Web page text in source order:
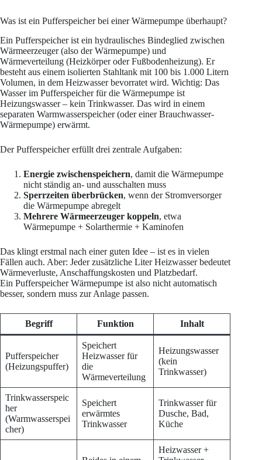
Was ist ein Pufferspeicher bei einer Wärmepumpe überhaupt?
Ein Pufferspeicher ist ein hydraulisches Bindeglied zwischen
Wärmeerzeuger (also der Wärmepumpe) und
Wärmeverteilung (Heizkörper oder Fußbodenheizung). Er
besteht aus einem isolierten Stahltank mit 100 bis 1.000 Litern
Volumen, in dem Heizwasser bevorratet wird. Wichtig: Das
Wasser im Pufferspeicher für die Wärmepumpe ist
Heizungswasser – kein Trinkwasser. Das wird in einem
separaten Warmwasserspeicher (oder einer Brauchwasser-
Wärmepumpe) erwärmt.
Der Pufferspeicher erfüllt drei zentrale Aufgaben:
Energie zwischenspeichern, damit die Wärmepumpe
nicht ständig an- und ausschalten muss
Sperrzeiten überbrücken, wenn der Stromversorger
die Wärmepumpe abregelt
Mehrere Wärmeerzeuger koppeln, etwa
Wärmepumpe + Solarthermie + Kaminofen
Das klingt erstmal nach einer guten Idee – ist es in vielen
Fällen auch. Aber: Jeder zusätzliche Liter Heizwasser bedeutet
Wärmeverluste, Anschaffungskosten und Platzbedarf.
Ein Pufferspeicher Wärmepumpe ist also nicht automatisch
besser, sondern muss zur Anlage passen.
Begriff Funktion Inhalt
Pufferspeicher
(Heizungspuffer)
Speichert
Heizwasser für
die
Wärmeverteilung
Heizungswasser
(kein
Trinkwasser)
Trinkwasserspeic
her
(Warmwasserspei
cher)
Speichert
erwärmtes
Trinkwasser
Trinkwasser für
Dusche, Bad,
Küche
Heizwasser +